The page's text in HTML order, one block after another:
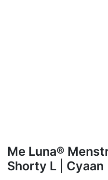
Me Luna®
Shorty L |